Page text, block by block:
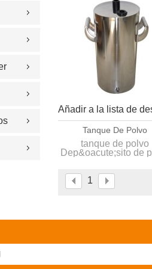
Añadir a la lista de
Tanque De Polvo
tanque de polvo
Dep&oacute;sito de
1